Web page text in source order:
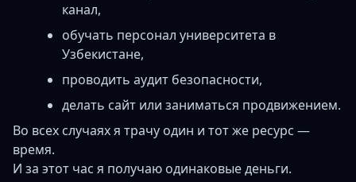
канал,
обучать персонал университета в
Узбекистане,
проводить аудит безопасности,
делать сайт или заниматься продвижением.
Во всех случаях я трачу один и тот же ресурс —
время.
И за этот час я получаю одинаковые деньги.